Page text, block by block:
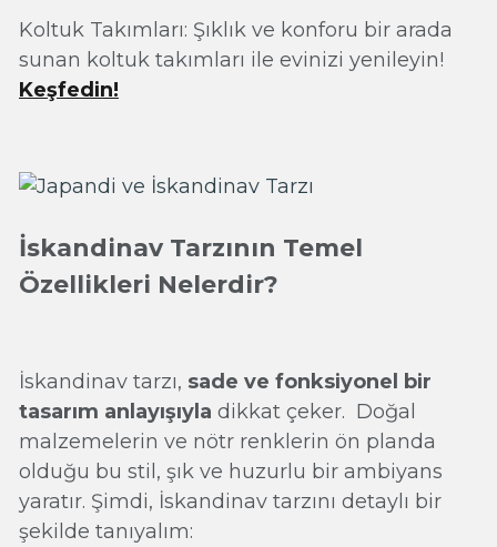
Koltuk Takımları: Şıklık ve konforu bir arada
sunan koltuk takımları ile evinizi yenileyin!
Keşfedin!
İskandinav Tarzının Temel
Özellikleri Nelerdir?
İskandinav tarzı, sade ve fonksiyonel bir
tasarım anlayışıyla dikkat çeker. Doğal
malzemelerin ve nötr renklerin ön planda
olduğu bu stil, şık ve huzurlu bir ambiyans
yaratır. Şimdi, İskandinav tarzını detaylı bir
şekilde tanıyalım: